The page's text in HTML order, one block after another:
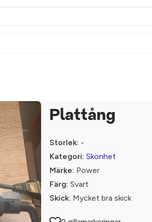
Plattång
Storlek: -
Kategori: Skönhet
Märke: Power
Färg: Svart
Skick: Mycket bra skick